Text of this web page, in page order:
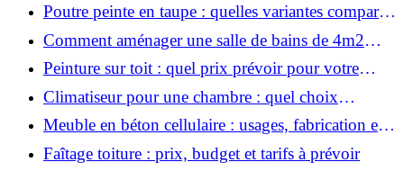
Poutre peinte en taupe : quelles variantes comparer
avant de choisir ?
Comment aménager une salle de bains de 4m2
étape par étape
Peinture sur toit : quel prix prévoir pour votre
toiture ?
Climatiseur pour une chambre : quel choix
comparer en priorité ?
Meuble en béton cellulaire : usages, fabrication et
finitions
Faîtage toiture : prix, budget et tarifs à prévoir